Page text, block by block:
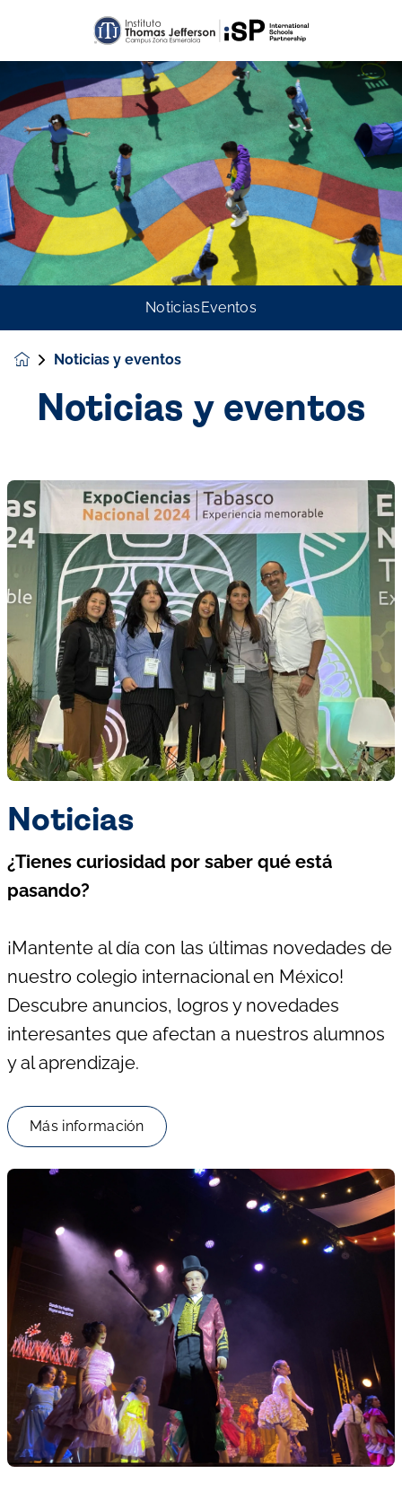
NoticiasEventos
Noticias y eventos
Noticias y eventos
Noticias
¿Tienes curiosidad por saber qué está
pasando?
¡Mantente al día con las últimas novedades de
nuestro colegio internacional en México!
Descubre anuncios, logros y novedades
interesantes que afectan a nuestros alumnos
y al aprendizaje.
Más información